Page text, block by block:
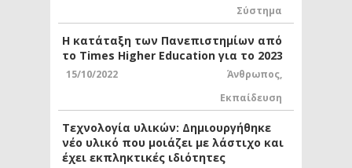
Σύστημα
Η κατάταξη των Πανεπιστημίων από
το Times Higher Education για το 2023
15/10/2022 Άνθρωπος,
Εκπαίδευση
Τεχνολογία υλικών: Δημιουργήθηκε
νέο υλικό που μοιάζει με λάστιχο και
έχει εκπληκτικές ιδιότητες